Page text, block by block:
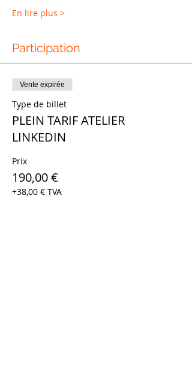
En lire plus >
Participation
Vente expirée
Type de billet
PLEIN TARIF ATELIER
LINKEDIN
Prix
190,00 €
+38,00 € TVA